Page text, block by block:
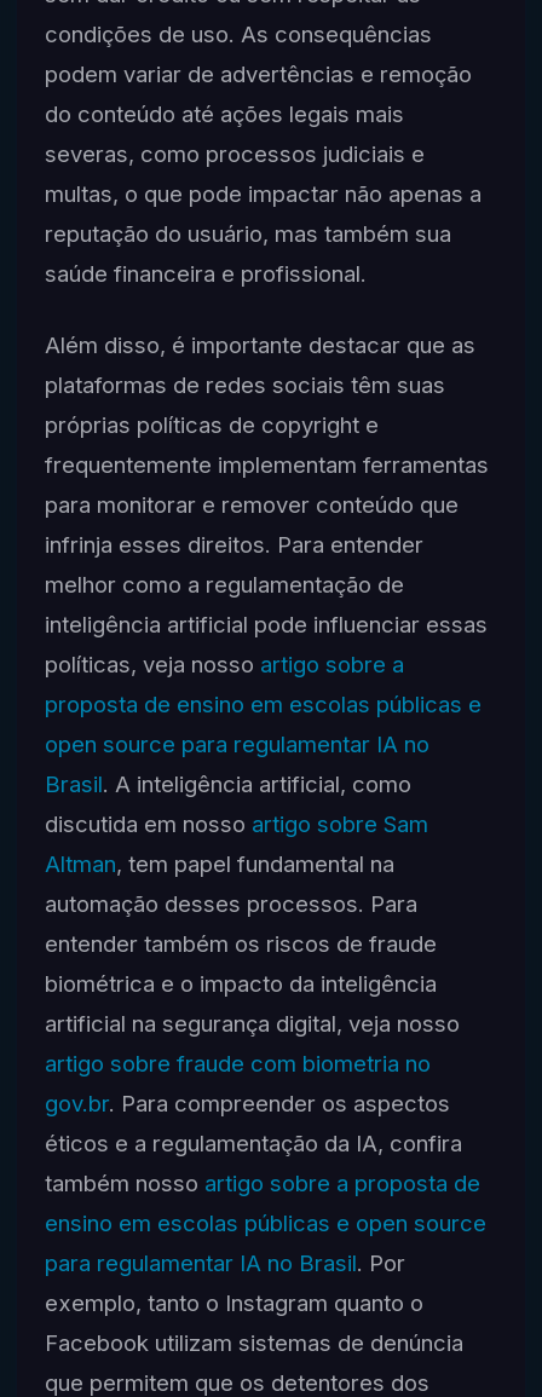
condições de uso. As consequências
podem variar de advertências e remoção
do conteúdo até ações legais mais
severas, como processos judiciais e
multas, o que pode impactar não apenas a
reputação do usuário, mas também sua
saúde financeira e profissional.
Além disso, é importante destacar que as
plataformas de redes sociais têm suas
próprias políticas de copyright e
frequentemente implementam ferramentas
para monitorar e remover conteúdo que
infrinja esses direitos. Para entender
melhor como a regulamentação de
inteligência artificial pode influenciar essas
políticas, veja nosso artigo sobre a
proposta de ensino em escolas públicas e
open source para regulamentar IA no
Brasil. A inteligência artificial, como
discutida em nosso artigo sobre Sam
Altman, tem papel fundamental na
automação desses processos. Para
entender também os riscos de fraude
biométrica e o impacto da inteligência
artificial na segurança digital, veja nosso
artigo sobre fraude com biometria no
gov.br. Para compreender os aspectos
éticos e a regulamentação da IA, confira
também nosso artigo sobre a proposta de
ensino em escolas públicas e open source
para regulamentar IA no Brasil. Por
exemplo, tanto o Instagram quanto o
Facebook utilizam sistemas de denúncia
que permitem que os detentores dos